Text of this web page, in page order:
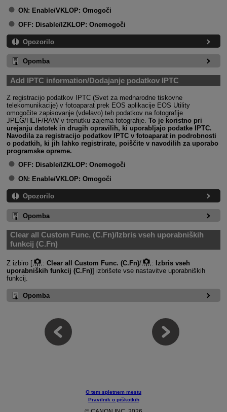
ON: Enable/VKLOP: Omogoči
OFF: Disable/IZKLOP: Onemogoči
Opozorilo
Opomba
Add IPTC information/Dodajanje podatkov IPTC
Z registracijo podatkov IPTC (Svet za mednarodne tiskovne
telekomunikacije) v fotoaparat prek EOS aplikacije EOS Utility
omogočite zapisovanje (vdelavo) teh podatkov na fotografije
JPEG/HEIF/RAW v trenutku zajema fotografije. To je koristno pri
urejanju datotek in drugih opravilih, ki uporabljajo podatke IPTC.
Navodila za registracijo podatkov IPTC v fotoaparat in podrobnosti
o podatkih, ki jih lahko registrirate, poiščite v navodilih za uporabo
programske opreme.
OFF: Disable/IZKLOP: Onemogoči
ON: Enable/VKLOP: Omogoči
Opozorilo
Opomba
Clear all Custom Func. (C.Fn)/Izbris vseh uporabniških
funkcij (C.Fn)
Z izbiro [ : Clear all Custom Func. (C.Fn)/ : Izbris vseh
uporabniških funkcij (C.Fn)] izbrišete vse nastavitve uporabniških
funkcij.
Opomba
O tem spletnem mestu
Pravilnik o piškotkih